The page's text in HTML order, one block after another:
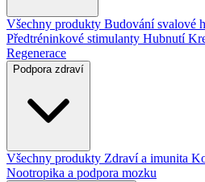
Všechny produkty Budování svalové
Předtréninkové stimulanty Hubnutí
Regenerace
Podpora zdraví
Všechny produkty Zdraví a imunita
Nootropika a podpora mozku